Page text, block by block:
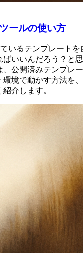
ールの使い方
いるテンプレートを
ばいいんだろう？と
、公開済みテンプレ
環境で動かす方法を
介します。